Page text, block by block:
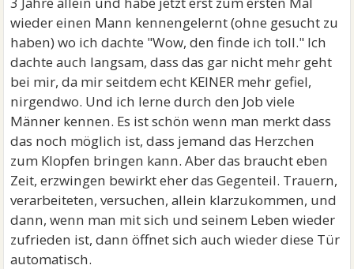
wieder einen Mann kennengelernt (ohne gesucht zu
haben) wo ich dachte "Wow, den finde ich toll." Ich
dachte auch langsam, dass das gar nicht mehr geht
bei mir, da mir seitdem echt KEINER mehr gefiel,
nirgendwo. Und ich lerne durch den Job viele
Männer kennen. Es ist schön wenn man merkt dass
das noch möglich ist, dass jemand das Herzchen
zum Klopfen bringen kann. Aber das braucht eben
Zeit, erzwingen bewirkt eher das Gegenteil. Trauern,
verarbeiteten, versuchen, allein klarzukommen, und
dann, wenn man mit sich und seinem Leben wieder
zufrieden ist, dann öffnet sich auch wieder diese Tür
automatisch.